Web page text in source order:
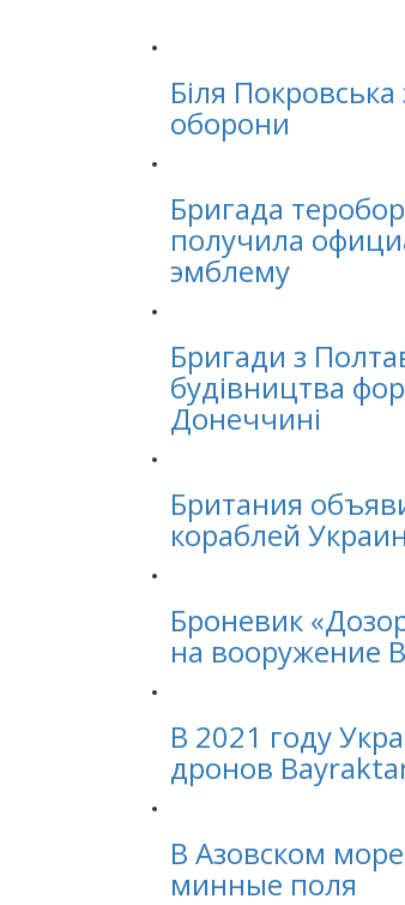
Біля
оборони
Бригада
получила
эмблему
Бригади з
будівництва
Донеччині
Британия
кораблей
Броневик
на вооружение
В 2021 году
дронов
В Азовском
минные поля